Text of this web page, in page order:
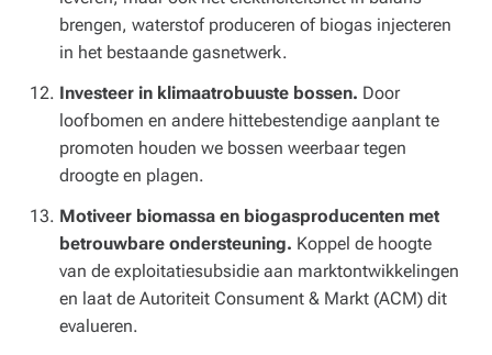
brengen, waterstof produceren of biogas injecteren
in het bestaande gasnetwerk.
Investeer in klimaatrobuuste bossen. Door
loofbomen en andere hittebestendige aanplant te
promoten houden we bossen weerbaar tegen
droogte en plagen.
Motiveer biomassa en biogasproducenten met
betrouwbare ondersteuning. Koppel de hoogte
van de exploitatiesubsidie aan marktontwikkelingen
en laat de Autoriteit Consument & Markt (ACM) dit
evalueren.